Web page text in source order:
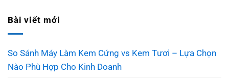
Bài viết mới
So Sánh Máy Làm Kem Cứng vs Kem Tươi – Lựa Chọn
Nào Phù Hợp Cho Kinh Doanh